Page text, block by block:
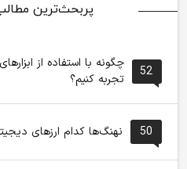
پربحث‌ترین
52
چگونه با استفاده از
تجربه کنیم؟
50 نهنگ‌ها کدام ارزهای